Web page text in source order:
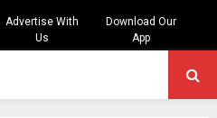
Advertise With
Us
Download Our
App